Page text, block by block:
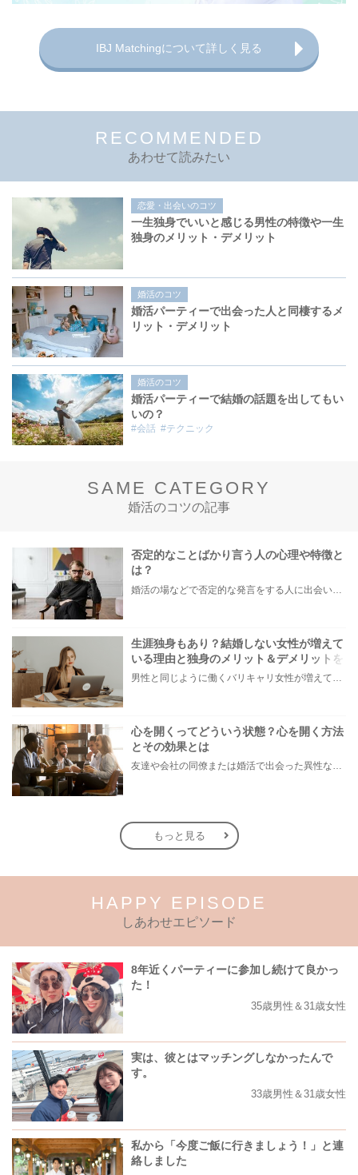
IBJ Matchingについて詳しく見る
RECOMMENDED
あわせて読みたい
恋愛・出会いのコツ
一生独身でいいと感じる男性の特徴や一生
独身のメリット・デメリット
婚活のコツ
婚活パーティーで出会った人と同棲するメ
リット・デメリット
婚活のコツ
婚活パーティーで結婚の話題を出してもい
いの？
#会話 #テクニック
SAME CATEGORY
婚活のコツの記事
否定的なことばかり言う人の心理や特徴と
は？
生涯独身もあり？結婚しない女性が増えて
いる理由と独身のメリット＆デメリットを
解説！
男性と同じように働くバリキャリ女性が増えている昨今。 結婚適齢期と言われる25〜34歳になる頃には、責任ある仕事を任されていて、今は結婚のことよりもキャリアを積みたいと考える人も多くいるのではないでしょうか。 「結婚を諦めた訳じゃないけど今ではない」 「タイミングがきたら結婚するつもり」 そんなことを考えているうちに35歳を過ぎ、いざ結婚したいと思ったときには出会いのチャンスが限られている…なんてことも。 最終的には、妥協して相手を選んで結婚するくらいなら生涯独身もありかも？という考えを持ち始める人もいるでしょう。 そこで本記事では、未婚女性が増えている要因と、生涯独身でいるメリット&デメリットを解説。 さらに、独身女性がやっておくべきことをご紹介します。 ・今は仕事が優先で結婚したいかわからない ・自分の結婚観について真剣に考え始めた そんな女性はぜひ参考にしてみてください。
心を開くってどういう状態？心を開く方法
とその効果とは
友達や会社の同僚または婚活で出会った異性などに対して、なかなか本心を見せられず「どうしたら本当の自分が出せるのだろう…」とお悩みの方もいらっしゃいます。 そこで今回は、上手く心を開けない皆さんに「心を開くとはどういうことか」をまずは知ってもらい、具体的に心を開く方法と恋愛・婚活などの対人関係でもたらされる効果をご紹介します。
もっと見る
HAPPY EPISODE
しあわせエピソード
8年近くパーティーに参加し続けて良かっ
た！
35歳男性＆31歳女性
実は、彼とはマッチングしなかったんで
す。
33歳男性＆31歳女性
私から「今度ご飯に行きましょう！」と連
絡しました